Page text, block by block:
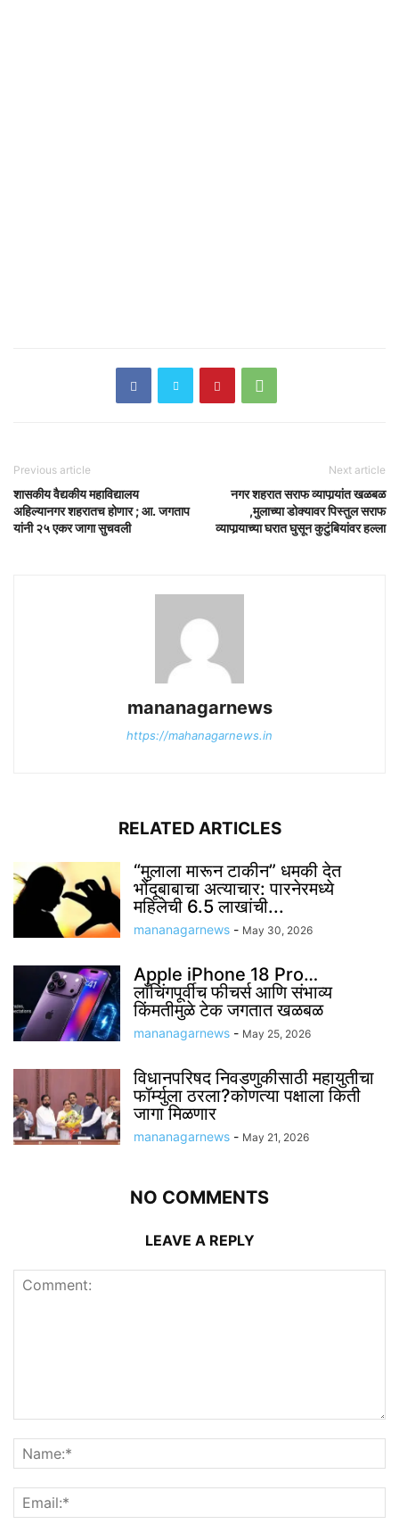
Previous article
शासकीय वैद्यकीय महाविद्यालय
अहिल्यानगर शहरातच होणार ; आ. जगताप
यांनी २५ एकर जागा सुचवली
Next article
नगर शहरात सराफ व्यापार्‍यांत खळबळ
,मुलाच्या डोक्यावर पिस्तुल सराफ
व्यापार्‍याच्या घरात घुसून कुटुंबियांवर हल्ला
mananagarnews
https://mahanagarnews.in
RELATED ARTICLES
“मुलाला मारून टाकीन” धमकी देत
भोंदूबाबाचा अत्याचार: पारनेरमध्ये
महिलेची 6.5 लाखांची...
mananagarnews - May 30, 2026
Apple iPhone 18 Pro…
लाँचिंगपूर्वीच फीचर्स आणि संभाव्य
किंमतीमुळे टेक जगतात खळबळ
mananagarnews - May 25, 2026
विधानपरिषद निवडणुकीसाठी महायुतीचा
फॉर्म्युला ठरला?कोणत्या पक्षाला किती
जागा मिळणार
mananagarnews - May 21, 2026
NO COMMENTS
LEAVE A REPLY